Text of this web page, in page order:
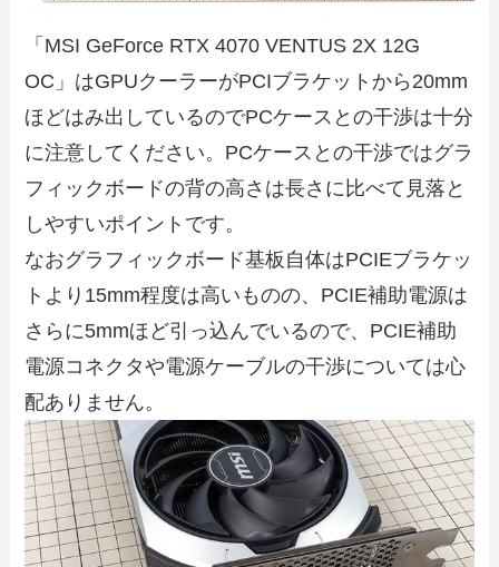
「MSI GeForce RTX 4070 VENTUS 2X 12G
OC」はGPUクーラーがPCIブラケットから20mm
ほどはみ出しているのでPCケースとの干渉は十分
に注意してください。PCケースとの干渉ではグラ
フィックボードの背の高さは長さに比べて見落と
しやすいポイントです。
なおグラフィックボード基板自体はPCIEブラケッ
トより15mm程度は高いものの、PCIE補助電源は
さらに5mmほど引っ込んでいるので、PCIE補助
電源コネクタや電源ケーブルの干渉については心
配ありません。